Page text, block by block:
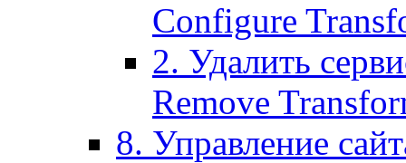
Configure
2. Удалить
Remove
8. Управление